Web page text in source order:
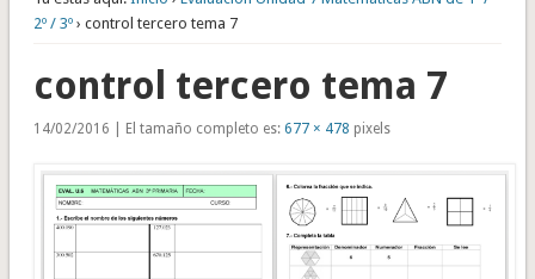
2º / 3º› control tercero tema 7
control tercero tema 7
14/02/2016 | El tamaño completo es: 677 × 478 pixels